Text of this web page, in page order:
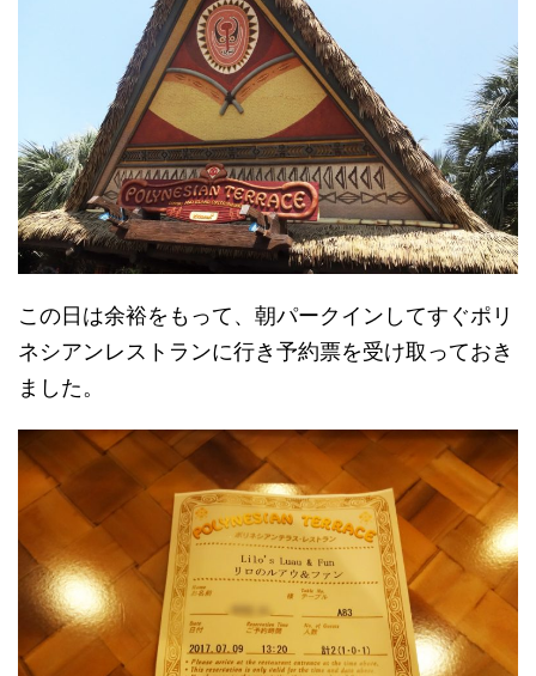
この日は余裕をもって、朝パークインしてすぐポリ
ネシアンレストランに行き予約票を受け取っておき
ました。